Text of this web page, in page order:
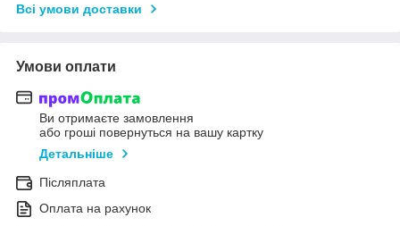
Всі умови доставки
Умови оплати
Ви отримаєте замовлення
або гроші повернуться на вашу картку
Детальніше
Післяплата
Оплата на рахунок